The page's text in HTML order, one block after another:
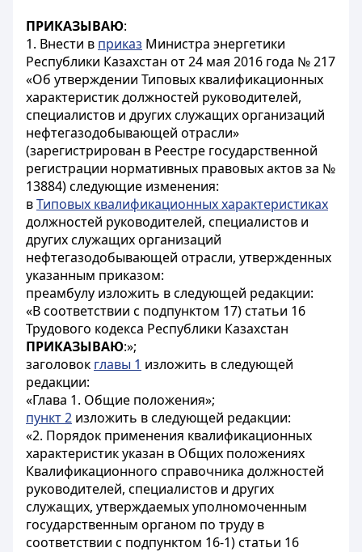
ПРИКАЗЫВАЮ:
1. Внести в приказ Министра энергетики
Республики Казахстан от 24 мая 2016 года № 217
«Об утверждении Типовых квалификационных
характеристик должностей руководителей,
специалистов и других служащих организаций
нефтегазодобывающей отрасли»
(зарегистрирован в Реестре государственной
регистрации нормативных правовых актов за №
13884) следующие изменения:
вТиповых квалификационных характеристиках
должностей руководителей, специалистов и
других служащих организаций
нефтегазодобывающей отрасли, утвержденных
указанным приказом:
преамбулу изложить в следующей редакции:
«В соответствии с подпунктом 17) статьи 16
Трудового кодекса Республики Казахстан
ПРИКАЗЫВАЮ:»;
заголовок главы 1 изложить в следующей
редакции:
«Глава 1. Общие положения»;
пункт 2 изложить в следующей редакции:
«2. Порядок применения квалификационных
характеристик указан в Общих положениях
Квалификационного справочника должностей
руководителей, специалистов и других
служащих, утверждаемых уполномоченным
государственным органом по труду в
соответствии с подпунктом 16-1) статьи 16